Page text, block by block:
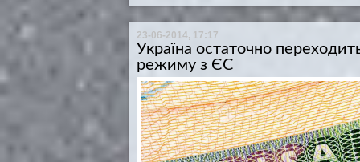
23-06-2014, 17:17
Україна остаточно
режиму з ЄС